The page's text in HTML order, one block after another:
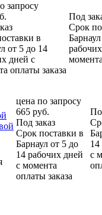
запросу
в
от 5 до 14
дней с
оплаты заказа
Под
Срок
цена по запросу
665 руб.
Под заказ
Срок поставки в
Барнаул от 5 до
14 рабочих дней
с момента
оплаты заказа
14
с